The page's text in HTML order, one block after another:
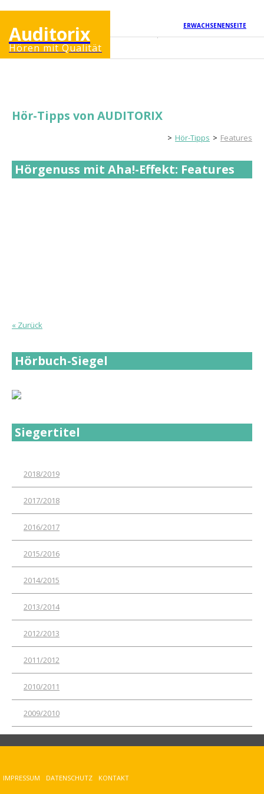
ERWACHSENENSEITE
Auditorix
Hören mit Qualität
Hör-Tipps von AUDITORIX
KinderseiteHör-Tipps Features
Hörgenuss mit Aha!-Effekt: Features
« Zurück
Hörbuch-Siegel
Siegertitel
2018/2019
2017/2018
2016/2017
2015/2016
2014/2015
2013/2014
2012/2013
2011/2012
2010/2011
2009/2010
IMPRESSUM DATENSCHUTZ KONTAKT